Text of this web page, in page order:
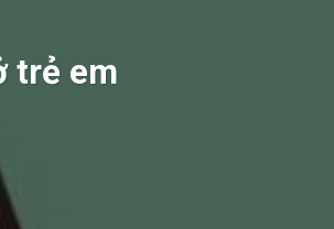
trẻ em